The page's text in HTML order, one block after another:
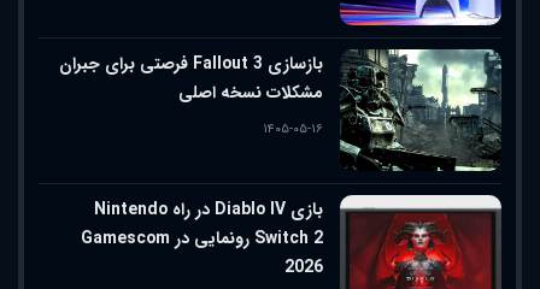
بازسازی Fallout 3 فرصتی برای جبران
مشکلات نسخه اصلی
۱۴۰۵-۰۵-۱۶
بازی Diablo IV در راه Nintendo
Switch 2 رونمایی در Gamescom
2026